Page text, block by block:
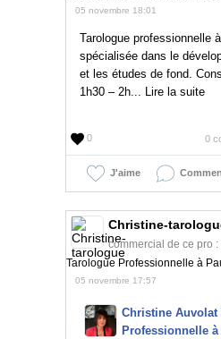
05 novembre 18:01
Tarologue professionnelle
spécialisée dans le
et les études de fond.
1h30 – 2h... Lire la suite
0 0
J'aime
Christine-
commercial de ce pro :
Tarologue Professionnelle à
05 novembre 17:57
Christine Auvolat
Professionnelle à